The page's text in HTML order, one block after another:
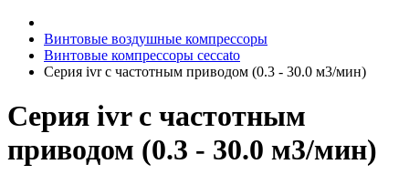
Винтовые воздушные компрессоры
Винтовые компрессоры ceccato
Серия ivr с частотным приводом (0.3 - 30.0 м3/мин)
Серия ivr с частотным
приводом (0.3 - 30.0 м3/мин)